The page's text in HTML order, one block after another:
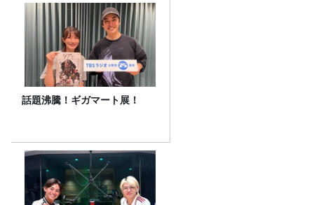
話題沸騰！ギガマート展！